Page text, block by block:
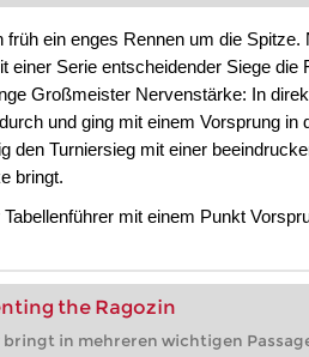
früh ein enges Rennen um die
einer Serie entscheidender Siege die
Großmeister Nervenstärke: In
und ging mit einem Vorsprung
den Turniersieg mit einer
bringt.
mit einem Punkt
the Ragozin
bringt in mehreren wichtigen